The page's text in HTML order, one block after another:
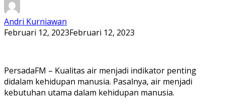
Andri Kurniawan
Februari 12, 2023Februari 12, 2023
PersadaFM – Kualitas air menjadi indikator penting
didalam kehidupan manusia. Pasalnya, air menjadi
kebutuhan utama dalam kehidupan manusia.